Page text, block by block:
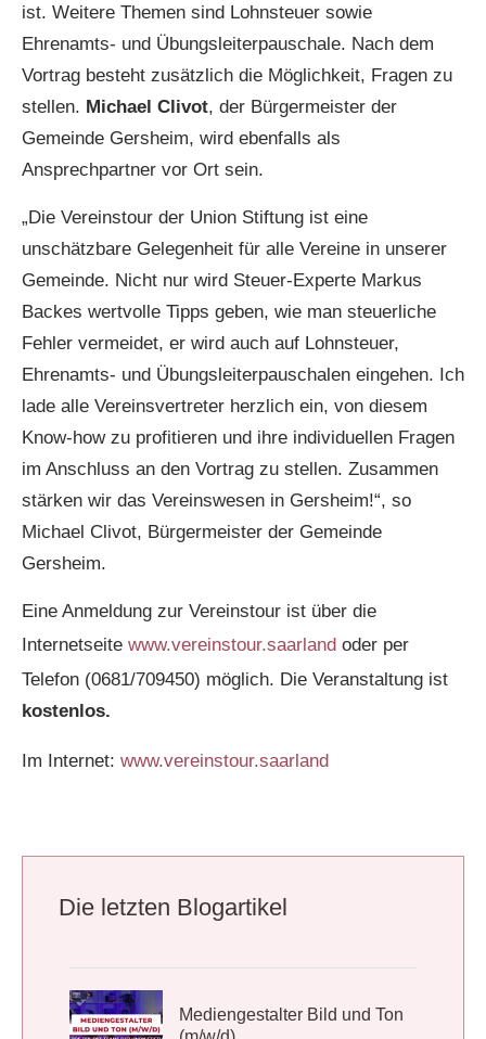
ist. Weitere Themen sind Lohnsteuer sowie
Ehrenamts- und Übungsleiterpauschale. Nach dem
Vortrag besteht zusätzlich die Möglichkeit, Fragen zu
stellen. Michael Clivot, der Bürgermeister der
Gemeinde Gersheim, wird ebenfalls als
Ansprechpartner vor Ort sein.
„Die Vereinstour der Union Stiftung ist eine
unschätzbare Gelegenheit für alle Vereine in unserer
Gemeinde. Nicht nur wird Steuer-Experte Markus
Backes wertvolle Tipps geben, wie man steuerliche
Fehler vermeidet, er wird auch auf Lohnsteuer,
Ehrenamts- und Übungsleiterpauschalen eingehen. Ich
lade alle Vereinsvertreter herzlich ein, von diesem
Know-how zu profitieren und ihre individuellen Fragen
im Anschluss an den Vortrag zu stellen. Zusammen
stärken wir das Vereinswesen in Gersheim!“, so
Michael Clivot, Bürgermeister der Gemeinde
Gersheim.
Eine Anmeldung zur Vereinstour ist über die
Internetseite www.vereinstour.saarland oder per
Telefon (0681/709450) möglich. Die Veranstaltung ist
kostenlos.
Im Internet: www.vereinstour.saarland
Die letzten Blogartikel
Mediengestalter Bild und Ton